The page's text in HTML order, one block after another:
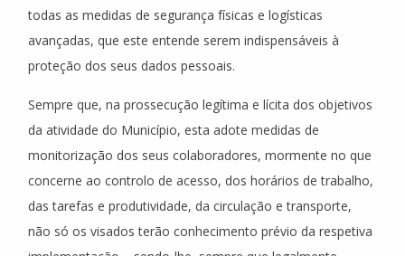
todas as medidas de segurança físicas e logísticas
avançadas, que este entende serem indispensáveis à
proteção dos seus dados pessoais.
Sempre que, na prossecução legítima e lícita dos objetivos
da atividade do Município, esta adote medidas de
monitorização dos seus colaboradores, mormente no que
concerne ao controlo de acesso, dos horários de trabalho,
das tarefas e produtividade, da circulação e transporte,
não só os visados terão conhecimento prévio da respetiva